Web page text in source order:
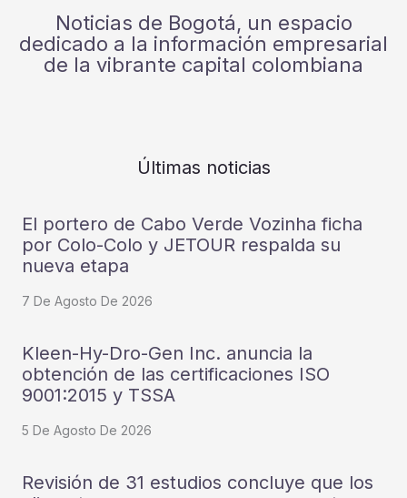
Noticias de Bogotá, un espacio
dedicado a la información empresarial
de la vibrante capital colombiana
Últimas noticias
El portero de Cabo Verde Vozinha ficha
por Colo-Colo y JETOUR respalda su
nueva etapa
7 De Agosto De 2026
Kleen-Hy-Dro-Gen Inc. anuncia la
obtención de las certificaciones ISO
9001:2015 y TSSA
5 De Agosto De 2026
Revisión de 31 estudios concluye que los